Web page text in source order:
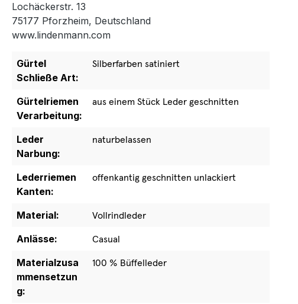
Lochäckerstr. 13
75177 Pforzheim, Deutschland
www.lindenmann.com
Gürtel
Schließe Art:
Silberfarben satiniert
Gürtelriemen
Verarbeitung:
aus einem Stück Leder geschnitten
Leder
Narbung:
naturbelassen
Lederriemen
Kanten:
offenkantig geschnitten unlackiert
Material:
Vollrindleder
Anlässe:
Casual
Materialzusa
mmensetzun
g:
100 % Büffelleder